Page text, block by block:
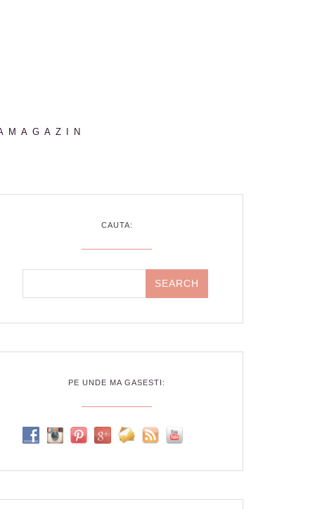
CAUTA:
PE UNDE MA GASESTI: